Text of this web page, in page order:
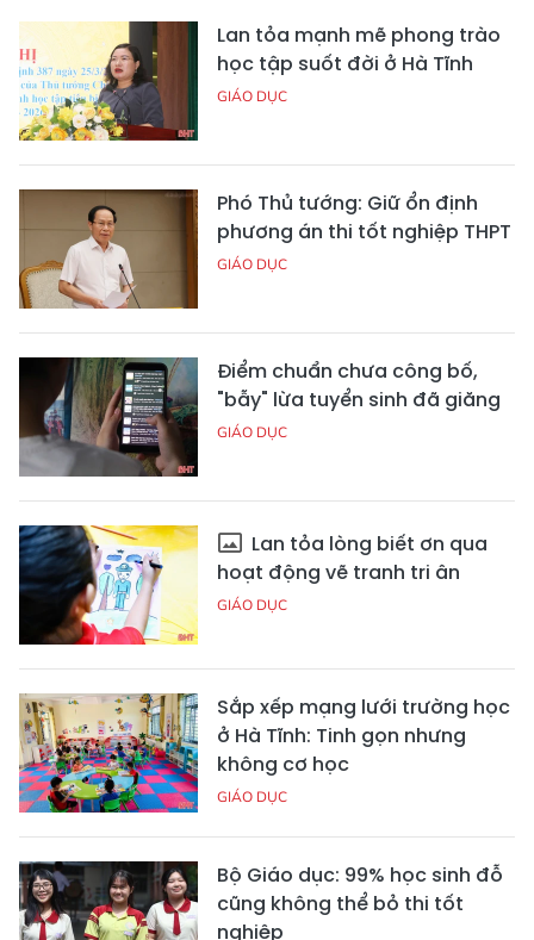
Lan tỏa mạnh mẽ phong trào
học tập suốt đời ở Hà Tĩnh
GIÁO DỤC
Phó Thủ tướng: Giữ ổn định
phương án thi tốt nghiệp THPT
GIÁO DỤC
Điểm chuẩn chưa công bố,
"bẫy" lừa tuyển sinh đã giăng
GIÁO DỤC
Lan tỏa lòng biết ơn qua
hoạt động vẽ tranh tri ân
GIÁO DỤC
Sắp xếp mạng lưới trường học
ở Hà Tĩnh: Tinh gọn nhưng
không cơ học
GIÁO DỤC
Bộ Giáo dục: 99% học sinh đỗ
cũng không thể bỏ thi tốt
nghiệp